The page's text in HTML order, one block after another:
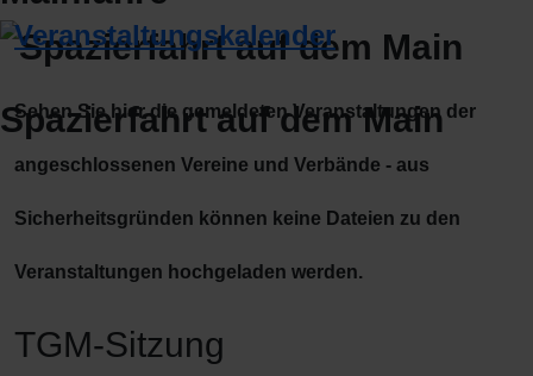
Spazierfahrt auf dem Main
Veranstaltungskalender
Sehen Sie hier die gemeldeten Veranstaltungen der
angeschlossenen Vereine und Verbände - aus
Sicherheitsgründen können keine Dateien zu den
Veranstaltungen hochgeladen werden.
TGM-Sitzung